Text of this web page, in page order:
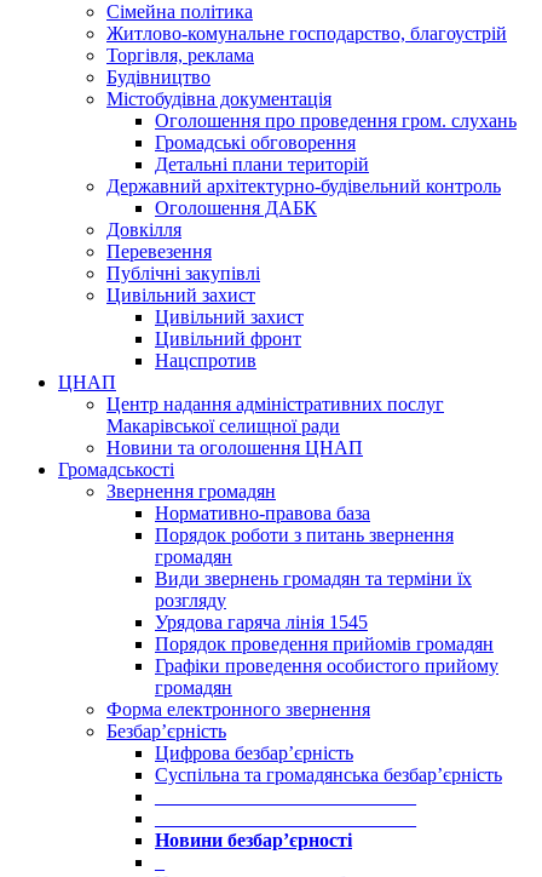
Сімейна політика
Житлово-комунальне господарство, благоустрій
Торгівля, реклама
Будівництво
Містобудівна документація
Оголошення про проведення гром. слухань
Громадські обговорення
Детальні плани територій
Державний архітектурно-будівельний контроль
Оголошення ДАБК
Довкілля
Перевезення
Публічні закупівлі
Цивільний захист
Цивільний захист
Цивільний фронт
Нацспротив
ЦНАП
Центр надання адміністративних послуг
Макарівської селищної ради
Новини та оголошення ЦНАП
Громадськості
Звернення громадян
Нормативно-правова база
Порядок роботи з питань звернення
громадян
Види звернень громадян та терміни їх
розгляду
Урядова гаряча лінія 1545
Порядок проведення прийомів громадян
Графіки проведення особистого прийому
громадян
Форма електронного звернення
Безбар’єрність
Цифрова безбар’єрність
Суспільна та громадянська безбар’єрність
Новини безбар’єрності